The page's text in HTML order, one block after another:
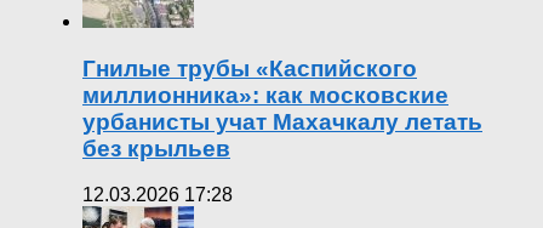
Гнилые трубы «Каспийского
миллионника»: как московские
урбанисты учат Махачкалу летать
без крыльев
12.03.2026 17:28